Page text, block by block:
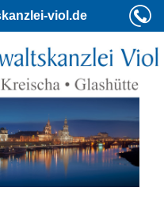
viol.de